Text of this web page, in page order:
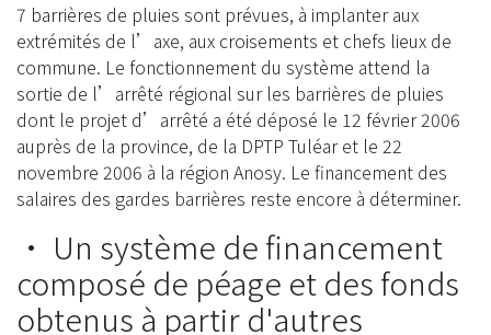
7 barrières de pluies sont prévues, à implanter aux
extrémités de l’axe, aux croisements et chefs lieux de
commune. Le fonctionnement du système attend la
sortie de l’arrêté régional sur les barrières de pluies
dont le projet d’arrêté a été déposé le 12 février 2006
auprès de la province, de la DPTP Tuléar et le 22
novembre 2006 à la région Anosy. Le financement des
salaires des gardes barrières reste encore à déterminer.
• Un système de financement
composé de péage et des fonds
obtenus à partir d'autres